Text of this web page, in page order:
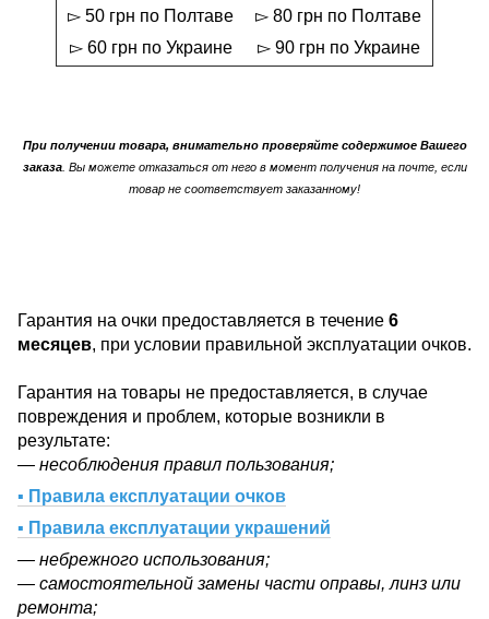
▻ 50 грн по Полтаве
▻ 60 грн по Украине
▻ 80 грн по Полтаве
▻ 90 грн по Украине
При получении товара, внимательно проверяйте содержимое Вашего
заказа. Вы можете отказаться от него в момент получения на почте, если
товар не соответствует заказанному!
Гарантия на очки предоставляется в течение 6
месяцев, при условии правильной эксплуатации очков.
Гарантия на товары не предоставляется, в случае
повреждения и проблем, которые возникли в
результате:
— несоблюдения правил пользования;
▪ Правила експлуатации очков
▪ Правила експлуатации украшений
— небрежного использования;
— самостоятельной замены части оправы, линз или
ремонта;